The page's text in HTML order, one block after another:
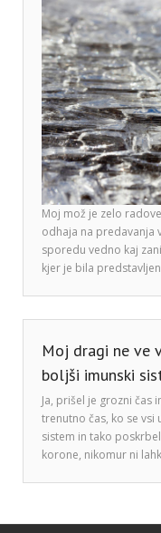
Moj mož je zelo
odhaja na predavanja
sporedu vedno kaj
kjer je bila
Moj dragi ne ve
boljši imunski
Ja, prišel je grozni čas
trenutno čas, ko se vsi
sistem in tako
korone, nikomur ni